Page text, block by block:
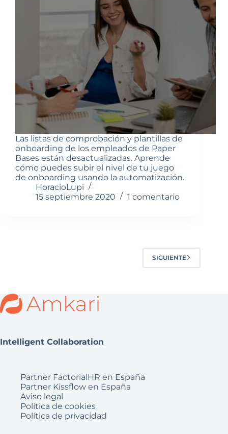
Las listas de comprobación y plantillas de
onboarding de los empleados de Paper
Bases están desactualizadas. Aprende
cómo puedes subir el nivel de tu juego
de onboarding usando la automatización.
HoracioLupi
15 septiembre 2020
1 comentario
SIGUIENTE
Intelligent Collaboration
Partner FactorialHR en España
Partner Kissflow en España
Aviso legal
Política de cookies
Política de privacidad